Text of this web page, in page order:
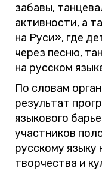
забавы,
активности, а
на Руси», где
через песню,
на русском
По словам
результат
языкового
участников
русскому языку
творчества и